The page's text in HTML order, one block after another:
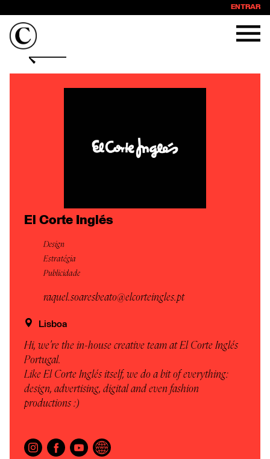
ENTRAR
El Corte Inglés
Design
Estratégia
Publicidade
raquel.soaresbeato@elcorteingles.pt
Lisboa
Hi, we're the in-house creative team at El Corte Inglés
Portugal.
Like El Corte Inglés itself, we do a bit of everything:
design, advertising, digital and even fashion
productions :)